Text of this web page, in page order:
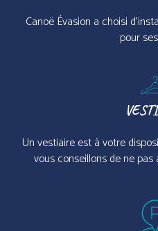
Canoë Évasion a choisi
pour
Un vestiaire est à votre
vous conseillons de ne pas